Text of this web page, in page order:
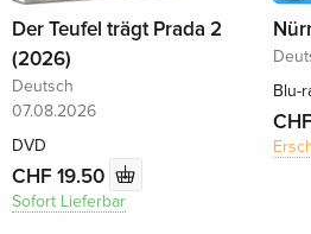
Der Teufel trägt Prada 2
(2026)
Deutsch
07.08.2026
DVD
CHF 19.50
Sofort Lieferbar
Blu-